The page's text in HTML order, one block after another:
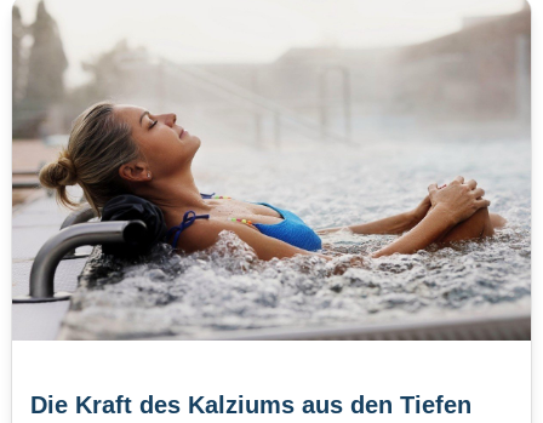
Die Kraft des Kalziums aus den Tiefen